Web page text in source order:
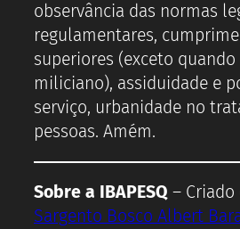
observância das normas
regulamentares,
superiores (exceto
miliciano), assiduidade e
serviço, urbanidade no
pessoas. Amém.
Sobre a IBAPESQ – Criado
Sargento Bosco Albert